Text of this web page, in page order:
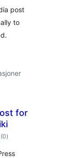
post
to
for
(0totale
vurderinger
)